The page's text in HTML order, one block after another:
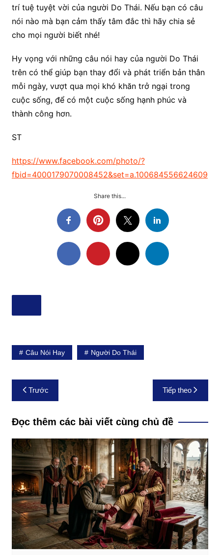
trí tuệ tuyệt vời của người Do Thái. Nếu bạn có câu
nói nào mà bạn cảm thấy tâm đắc thì hãy chia sẻ
cho mọi người biết nhé!
Hy vọng với những câu nói hay của người Do Thái
trên có thể giúp bạn thay đổi và phát triển bản thân
mỗi ngày, vượt qua mọi khó khăn trở ngại trong
cuộc sống, để có một cuộc sống hạnh phúc và
thành công hơn.
ST
https://www.facebook.com/photo/?
fbid=4000179070008452&set=a.100684556624609
Share this...
Câu Nói Hay Người Do Thái
Điều
hướng
bài
viết
Trước Tiếp theo
Đọc thêm các bài viết cùng chủ đề